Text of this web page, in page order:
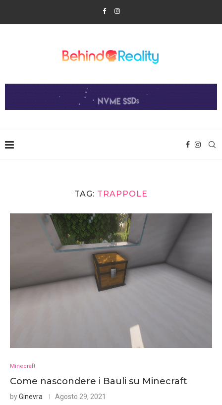
TAG: TRAPPOLE
Minecraft
Come nascondere i Bauli su Minecraft
byGinevra Agosto 29, 2021